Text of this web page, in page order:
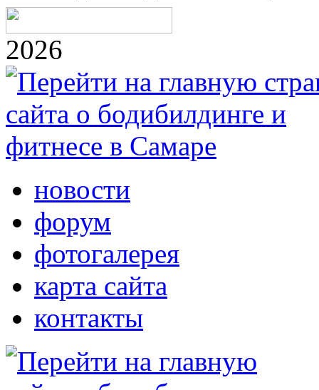
2026
новости
форум
фотогалерея
карта сайта
контакты